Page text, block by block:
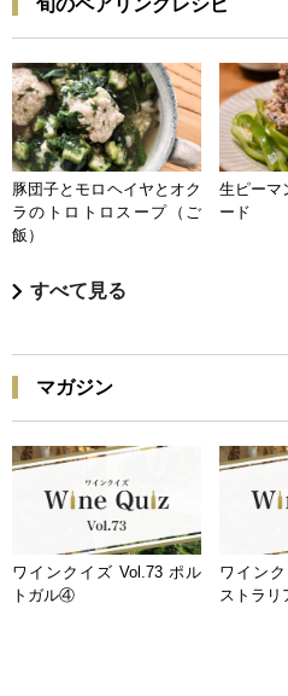
豚団子とモロヘイヤとオク
ラのトロトロスープ（ご
飯）
生ピーマ
ード
すべて見る
マガジン
ワインクイズ Vol.73 ポル
トガル④
ワイン
ストラ